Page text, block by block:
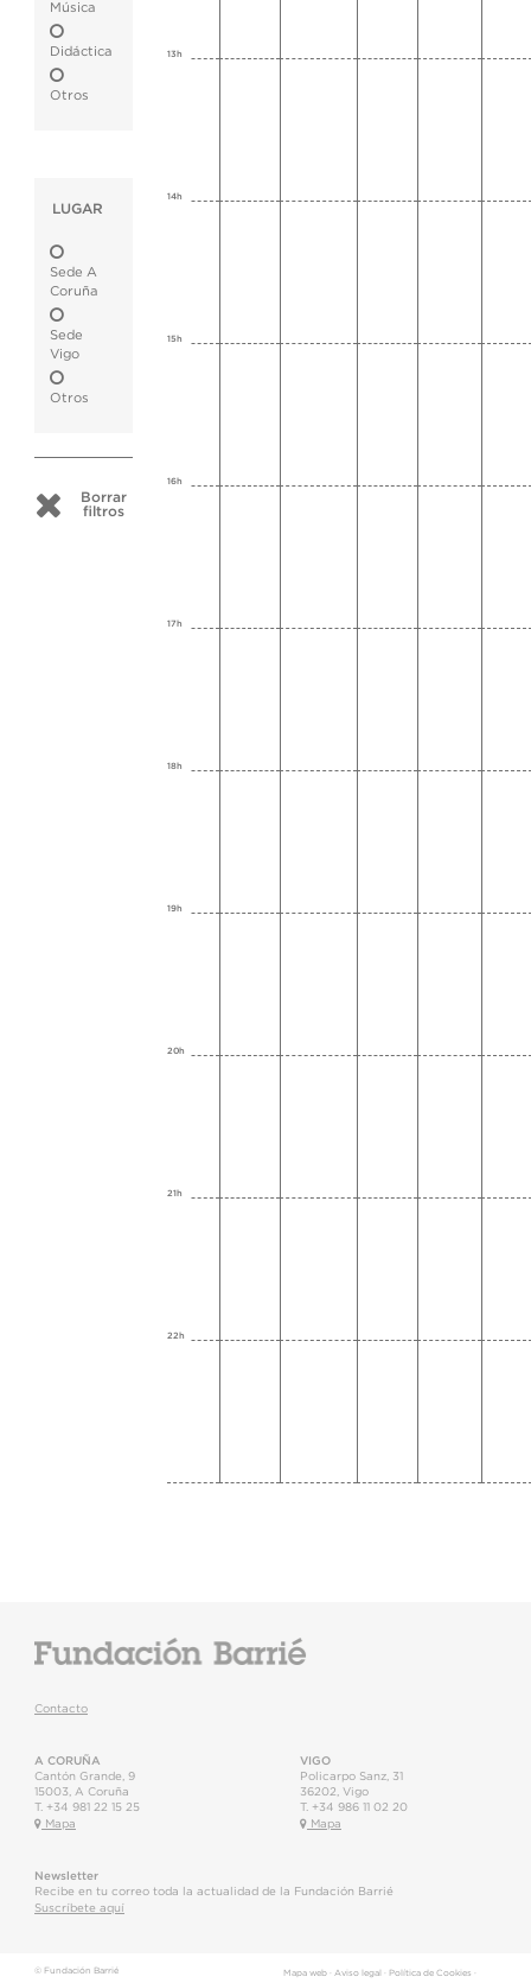
Música
Didáctica
Otros
LUGAR
Sede A
Coruña
Sede
Vigo
Otros
Borrar
filtros
13h
14h
15h
16h
17h
18h
19h
20h
21h
22h
Contacto
A CORUÑA
Cantón Grande, 9
15003
A Coruña
T. +34 981 22 15 25
Mapa
VIGO
Policarpo Sanz, 31
36202 Vigo
T. +34 986 11 02 20
Mapa
Newsletter
Recibe en tu correo toda la actualidad de la Fundación Barrié
Suscríbete aquí
© Fundación Barrié Mapa web· Aviso legal · Política de Cookies ·